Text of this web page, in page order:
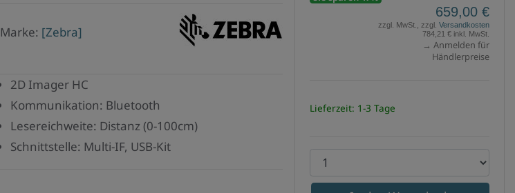
Marke: [Zebra]
Marke
Zebra
2D Imager HC
Kommunikation: Bluetooth
Lesereichweite: Distanz (0-100cm)
Schnittstelle: Multi-IF, USB-Kit
659,00 €
zzgl. MwSt., zzgl. Versandkosten
784,21 € inkl. MwSt.
→ Anmelden für
Händlerpreise
Lieferzeit: 1-3 Tage
r